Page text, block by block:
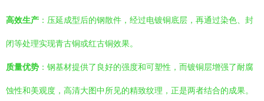
高效生产 ：压延成型后的钢散件，经过电镀铜底层，再通过染色、封
闭等处理实现青古铜或红古铜效果。
质量优势 ：钢基材提供了良好的强度和可塑性，而镀铜层增强了耐腐
蚀性和美观度，高清大图中所见的精致纹理，正是两者结合的成果。